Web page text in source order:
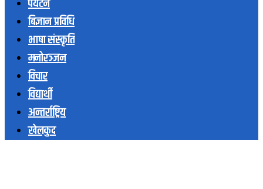
पर्यटन
बिज्ञान प्रविधि
भाषा संस्कृति
मनोरञ्जन
विचार
विद्यार्थी
अन्तर्राष्ट्रिय
खेलकुद